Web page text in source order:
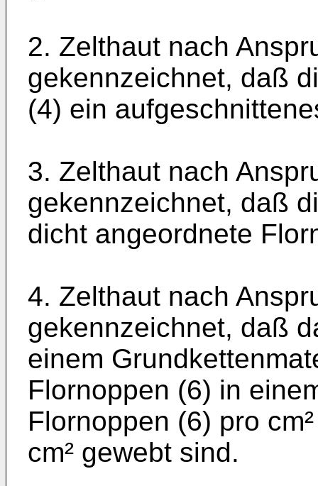
2. Zelthaut nach
gekennzeichnet, daß
(4) ein
3. Zelthaut nach
gekennzeichnet, daß
dicht angeordnete
4. Zelthaut nach
gekennzeichnet, daß
einem
Flornoppen (6) in
Flornoppen (6) pro
cm² gewebt sind.